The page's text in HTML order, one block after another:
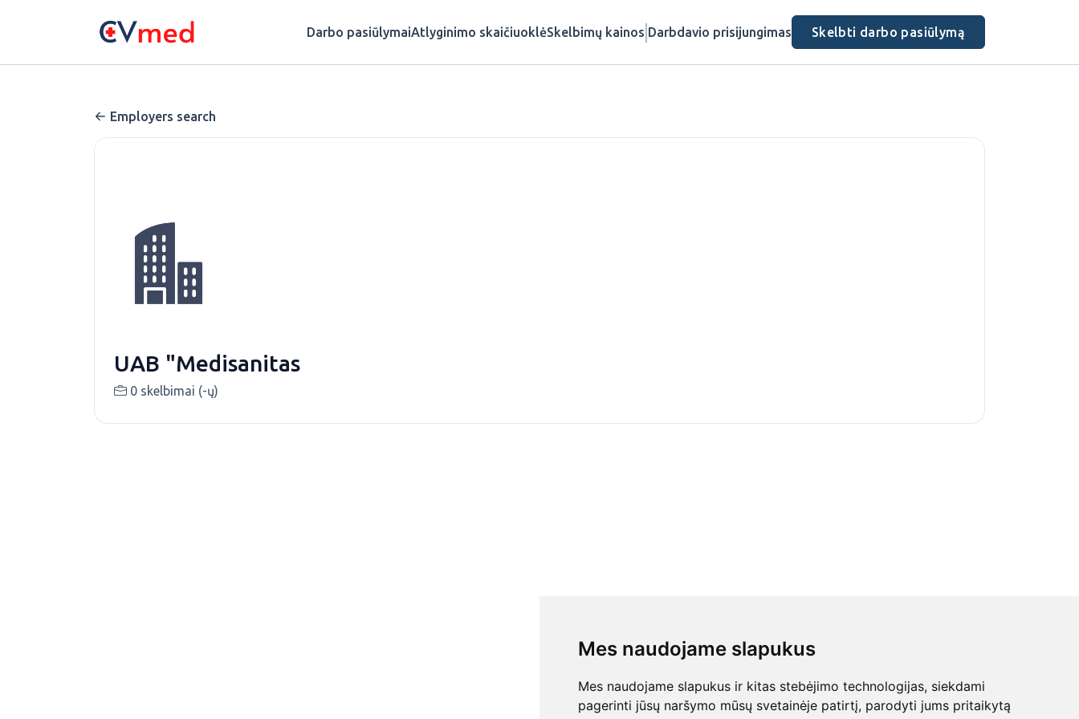
Mes naudojame slapukus
Mes naudojame slapukus ir kitas stebėjimo technologijas, siekdami
pagerinti jūsų naršymo mūsų svetainėje patirtį, parodyti jums pritaikytą
Darbo pasiūlymaiAtlyginimo skaičiuoklėSkelbimų kainos Darbdavio prisijungimas Skelbti darbo pasiūlymą
Employers search
UAB "Medisanitas
0 skelbimai (-ų)